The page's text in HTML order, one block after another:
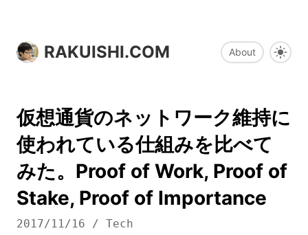
RAKUISHI.COM About
仮想通貨のネットワーク維持に
使われている仕組みを比べて
みた。Proof of Work, Proof of
Stake, Proof of Importance
2017/11/16 / Tech